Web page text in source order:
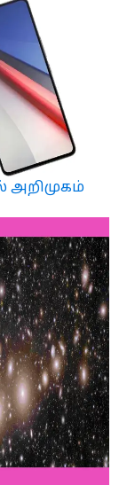
அறிமுகம்